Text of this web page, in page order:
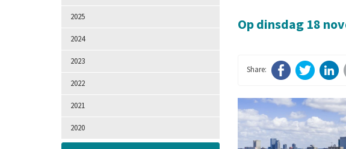
2025
2024
2023
2022
2021
2020
Op dinsdag 18
FacebookTwitter